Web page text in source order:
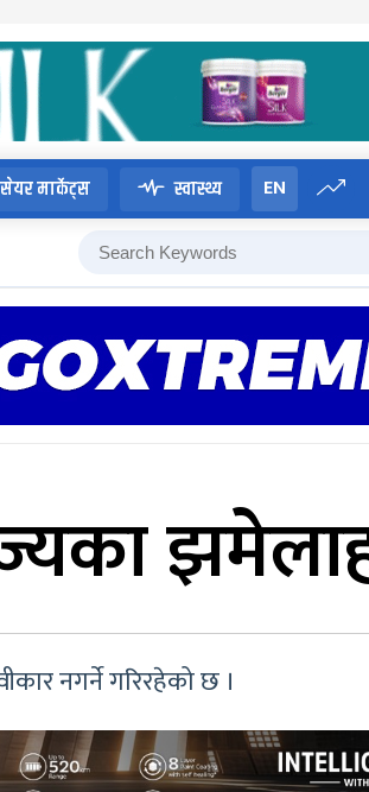
सेयर मार्केट्स स्वास्थ्य EN
नगर्ने गरिरहेको छ ।